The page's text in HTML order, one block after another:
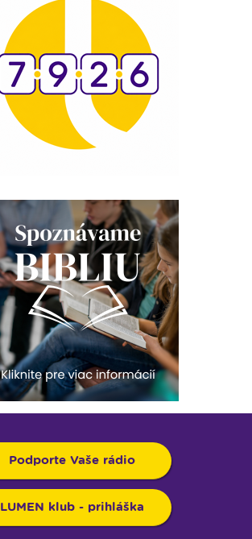
Podporte Vaše rádio
LUMEN klub - prihláška